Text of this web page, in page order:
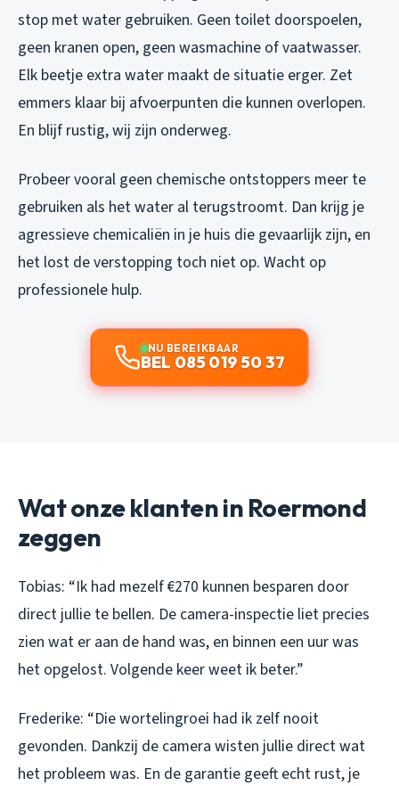
stop met water gebruiken. Geen toilet doorspoelen,
geen kranen open, geen wasmachine of vaatwasser.
Elk beetje extra water maakt de situatie erger. Zet
emmers klaar bij afvoerpunten die kunnen overlopen.
En blijf rustig, wij zijn onderweg.
Probeer vooral geen chemische ontstoppers meer te
gebruiken als het water al terugstroomt. Dan krijg je
agressieve chemicaliën in je huis die gevaarlijk zijn, en
het lost de verstopping toch niet op. Wacht op
professionele hulp.
NU BEREIKBAAR
BEL 085 019 50 37
Wat onze klanten in Roermond
zeggen
Tobias: “Ik had mezelf €270 kunnen besparen door
direct jullie te bellen. De camera-inspectie liet precies
zien wat er aan de hand was, en binnen een uur was
het opgelost. Volgende keer weet ik beter.”
Frederike: “Die wortelingroei had ik zelf nooit
gevonden. Dankzij de camera wisten jullie direct wat
het probleem was. En de garantie geeft echt rust, je